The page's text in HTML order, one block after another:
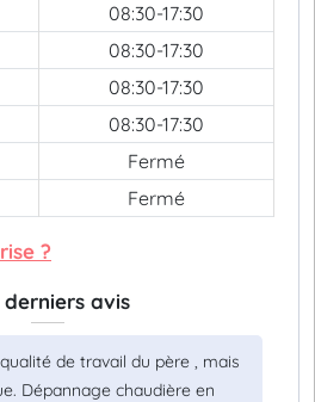
08:30-17:30
08:30-17:30
08:30-17:30
08:30-17:30
Fermé
Fermé
?
derniers avis
de travail du père , mais
Dépannage chaudière en